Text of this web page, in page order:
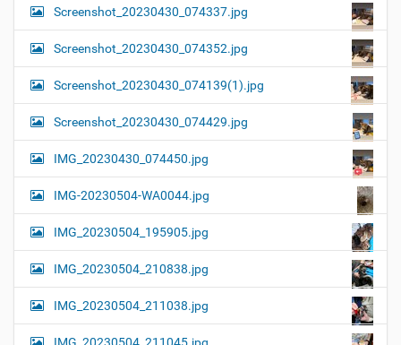
Screenshot_20230430_074337.jpg
Screenshot_20230430_074352.jpg
Screenshot_20230430_074139(1).jpg
Screenshot_20230430_074429.jpg
IMG_20230430_074450.jpg
IMG-20230504-WA0044.jpg
IMG_20230504_195905.jpg
IMG_20230504_210838.jpg
IMG_20230504_211038.jpg